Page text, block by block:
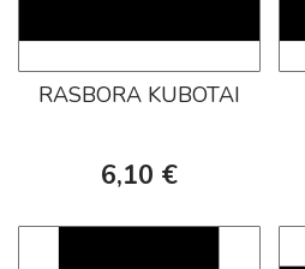
RASBORA KUBOTAI
6,10 €